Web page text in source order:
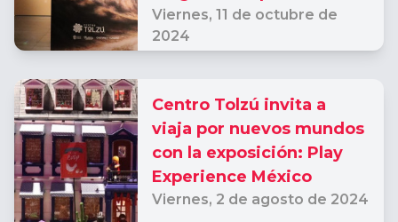
Viernes, 11 de octubre de
2024
Centro Tolzú invita a
viaja por nuevos mundos
con la exposición: Play
Experience México
Viernes, 2 de agosto de 2024